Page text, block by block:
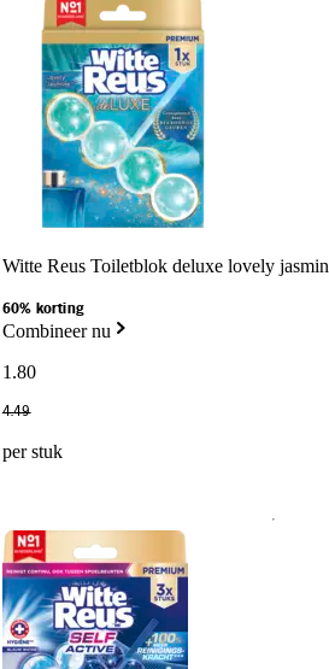
Witte Reus Toiletblok deluxe lovely jasmin
60% korting
Combineer nu
1 .80
4.49
per stuk